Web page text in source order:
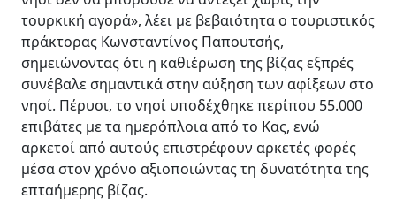
τουρκική αγορά», λέει με βεβαιότητα ο τουριστικός
πράκτορας Κωνσταντίνος Παπουτσής,
σημειώνοντας ότι η καθιέρωση της βίζας εξπρές
συνέβαλε σημαντικά στην αύξηση των αφίξεων στο
νησί. Πέρυσι, το νησί υποδέχθηκε περίπου 55.000
επιβάτες με τα ημερόπλοια από το Κας, ενώ
αρκετοί από αυτούς επιστρέφουν αρκετές φορές
μέσα στον χρόνο αξιοποιώντας τη δυνατότητα της
επταήμερης βίζας.